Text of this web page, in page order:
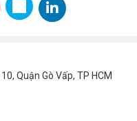
Quận Gò Vấp, TP HCM